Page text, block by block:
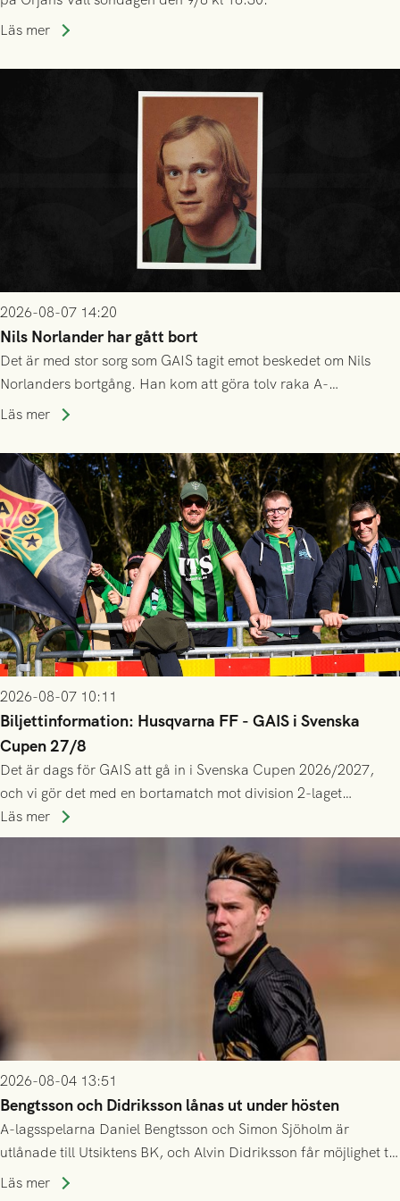
Läs mer
2026-08-07 14:20
Nils Norlander har gått bort
Det är med stor sorg som GAIS tagit emot beskedet om Nils
Norlanders bortgång. Han kom att göra tolv raka A-
lagssäsonger i Grönsvart och är en av få spelare som i GAIS
Läs mer
2026-08-07 10:11
Biljettinformation: Husqvarna FF - GAIS i Svenska
Cupen 27/8
Det är dags för GAIS att gå in i Svenska Cupen 2026/2027,
och vi gör det med en bortamatch mot division 2-laget
Husqvarna FF. Häng med och stötta grönsvart på plats!
Läs mer
2026-08-04 13:51
Bengtsson och Didriksson lånas ut under hösten
A-lagsspelarna Daniel Bengtsson och Simon Sjöholm är
utlånade till Utsiktens BK, och Alvin Didriksson får möjlighet till
speltid i Hestrafors genom föreningssamarbete.
Läs mer